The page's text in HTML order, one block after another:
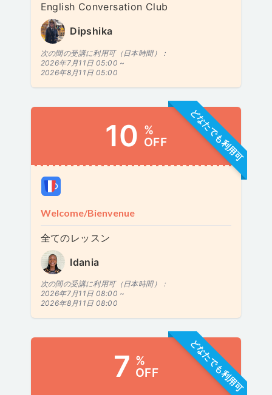
English Conversation Club
Dipshika
次の間の受講に利用可（日本時間）：
2026年7月11日 05:00 ~
2026年8月11日 05:00
どなたでも利用可
10 %
OFF
Welcome/Bienvenue
全てのレッスン
Idania
次の間の受講に利用可（日本時間）：
2026年7月11日 08:00 ~
2026年8月11日 08:00
どなたでも利用可
7 %
OFF